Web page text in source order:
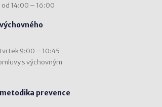
14:00 – 16:00
9:00 – 10:45
s výchovným
prevence